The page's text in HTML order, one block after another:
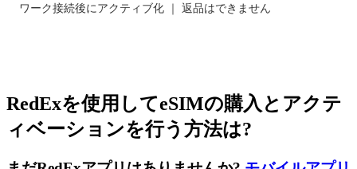
ワーク接続後にアクティブ化 ｜ 返品はできません
RedExを使用してeSIMの購入とアクテ
ィベーションを行う方法は?